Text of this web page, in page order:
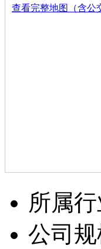
查看完整地图（含公
所属
公司